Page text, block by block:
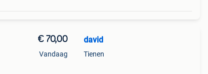
€ 70,00
Vandaag
david
Tienen